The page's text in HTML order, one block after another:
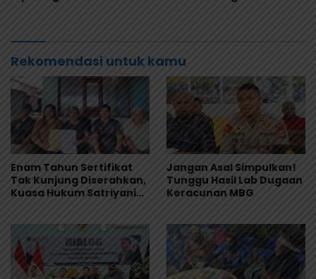
Rekomendasi untuk kamu
Enam Tahun Sertifikat
Tak Kunjung Diserahkan,
Kuasa Hukum Satriyani
Jangan Asal Simpulkan!
Tunggu Hasil Lab Dugaan
Keracunan MBG